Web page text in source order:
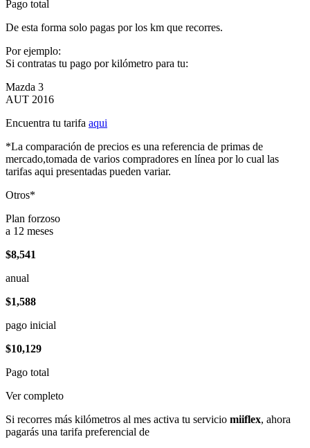
Pago total
De esta forma solo pagas por los km que recorres.
Por ejemplo:
Si contratas tu pago por kilómetro para tu:
Mazda 3
AUT 2016
Encuentra tu tarifa aqui
*La comparación de precios es una referencia de primas de
mercado,tomada de varios compradores en línea por lo cual las
tarifas aqui presentadas pueden variar.
Otros*
Plan forzoso
a 12 meses
$8,541
anual
$1,588
pago inicial
$10,129
Pago total
Ver completo
Si recorres más kilómetros al mes activa tu servicio miiflex, ahora
pagarás una tarifa preferencial de